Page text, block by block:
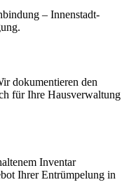
– Innenstadt-
dokumentieren den
für Ihre Hausverwaltung
Inventar
Ihrer Entrümpelung in